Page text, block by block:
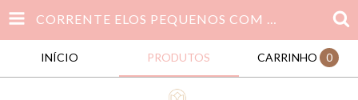
CORRENTE ELOS PEQUENOS COM DOIS BANHOS
INÍCIO PRODUTOS CARRINHO 0